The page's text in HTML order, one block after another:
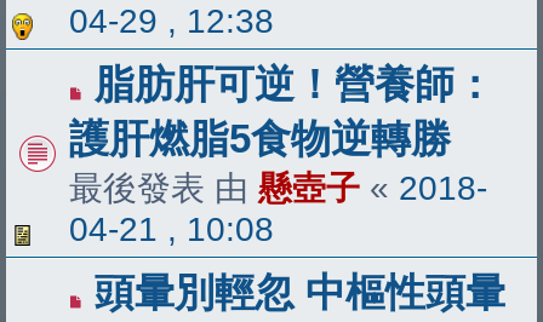
04-29 , 12:38
脂肪肝可逆！營養師：
護肝燃脂5食物逆轉勝
最後發表 由 懸壺子 « 2018-
04-21 , 10:08
頭暈別輕忽 中樞性頭暈